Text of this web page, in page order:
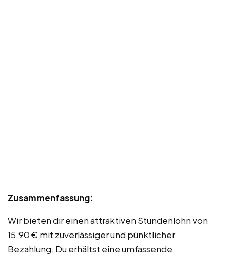
Zusammenfassung:
Wir bieten dir einen attraktiven Stundenlohn von
15,90 € mit zuverlässiger und pünktlicher
Bezahlung. Du erhältst eine umfassende